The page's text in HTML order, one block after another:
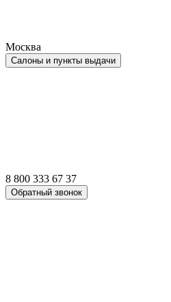
Москва
Салоны и пункты выдачи
8 800 333 67 37
Обратный звонок